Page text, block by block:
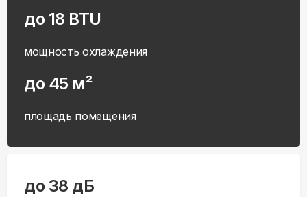
до 18 BTU
мощность охлаждения
до 45 м²
площадь помещения
до 38 дБ